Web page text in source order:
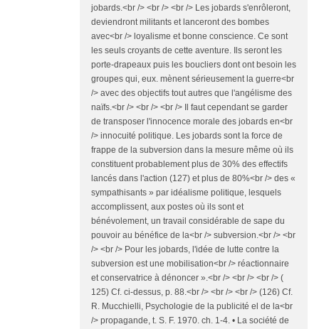
jobards.<br /> <br /> <br /> Les jobards s'enrôleront,
deviendront militants et lance­ront des bombes
avec<br /> loyalisme et bonne conscience. Ce sont
les seuls croyants de cette aventure. Ils seront les
por­te-drapeaux puis les boucliers dont ont besoin les
groupes qui, eux. mènent sérieusement la guerre<br
/> avec des objectifs tout autres que l'angélisme des
naïfs.<br /> <br /> <br /> Il faut cependant se garder
de transposer l'innocence morale des jobards en<br
/> innocuité politique. Les jobards sont la force de
frappe de la subversion dans la mesure même où ils
constituent probablement plus de 30% des effectifs
lancés dans l'action (127) et plus de 80%<br /> des «
sympathi­sants » par idéalisme politique, lesquels
accomplissent, aux postes où ils sont et
bénévolement, un travail considérable de sape du
pouvoir au bénéfice de la<br /> subversion.<br /> <br
/> <br /> Pour les jobards, l'idée de lutte contre la
subversion est une mobilisation<br /> réactionnaire
et conservatrice à dénoncer ».<br /> <br /> <br /> (
125) Cf. ci-dessus, p. 88.<br /> <br /> <br /> (126) Cf.
R. Mucchielli, Psychologie de la publicité el de la<br
/> propa­gande, t. S. F. 1970. ch. 1-4. • La société de